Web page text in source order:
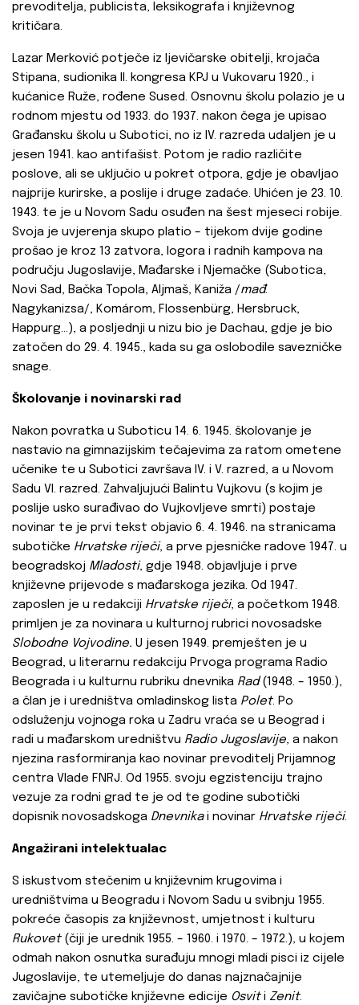
prevoditelja, publicista, leksikografa i književnog
kritičara.
Lazar Merković potječe iz ljevičarske obitelji, krojača
Stipana, sudionika II. kongresa KPJ u Vukovaru 1920., i
kućanice Ruže, rođene Sused. Osnovnu školu polazio je u
rodnom mjestu od 1933. do 1937. nakon čega je upisao
Građansku školu u Subotici, no iz IV. razreda udaljen je u
jesen 1941. kao antifašist. Potom je radio različite
poslove, ali se uključio u pokret otpora, gdje je obavljao
najprije kurirske, a poslije i druge zadaće. Uhićen je 23. 10.
1943. te je u Novom Sadu osuđen na šest mjeseci robije.
Svoja je uvjerenja skupo platio – tijekom dvije godine
prošao je kroz 13 zatvora, logora i radnih kampova na
području Jugoslavije, Mađarske i Njemačke (Subotica,
Novi Sad, Bačka Topola, Aljmaš, Kaniža /mađ.
Nagykanizsa/, Komárom, Flossenbürg, Hersbruck,
Happurg…), a posljednji u nizu bio je Dachau, gdje je bio
zatočen do 29. 4. 1945., kada su ga oslobodile savezničke
snage.
Školovanje i novinarski rad
Nakon povratka u Suboticu 14. 6. 1945. školovanje je
nastavio na gimnazijskim tečajevima za ratom ometene
učenike te u Subotici završava IV. i V. razred, a u Novom
Sadu VI. razred. Zahvaljujući Balintu Vujkovu (s kojim je
poslije usko surađivao do Vujkovljeve smrti) postaje
novinar te je prvi tekst objavio 6. 4. 1946. na stranicama
subotičke Hrvatske riječi, a prve pjesničke radove 1947. u
beogradskoj Mladosti, gdje 1948. objavljuje i prve
književne prijevode s mađarskoga jezika. Od 1947.
zaposlen je u redakciji Hrvatske riječi, a početkom 1948.
primljen je za novinara u kulturnoj rubrici novosadske
Slobodne Vojvodine. U jesen 1949. premješten je u
Beograd, u literarnu redakciju Prvoga programa Radio
Beograda i u kulturnu rubriku dnevnika Rad(1948. – 1950.),
a član je i uredništva omladinskog lista Polet. Po
odsluženju vojnoga roka u Zadru vraća se u Beograd i
radi u mađarskom uredništvu Radio Jugoslavije, a nakon
njezina rasformiranja kao novinar prevoditelj Prijamnog
centra Vlade FNRJ. Od 1955. svoju egzistenciju trajno
vezuje za rodni grad te je od te godine subotički
dopisnik novosadskoga Dnevnikai novinar Hrvatske riječi.
Angažirani intelektualac
S iskustvom stečenim u književnim krugovima i
uredništvima u Beogradu i Novom Sadu u svibnju 1955.
pokreće časopis za književnost, umjetnost i kulturu
Rukovet (čiji je urednik 1955. – 1960. i 1970. – 1972.), u kojem
odmah nakon osnutka surađuju mnogi mladi pisci iz cijele
Jugoslavije, te utemeljuje do danas najznačajnije
zavičajne subotičke književne edicije Osviti Zenit.